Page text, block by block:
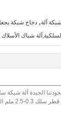
آلة, دجاج شبكة